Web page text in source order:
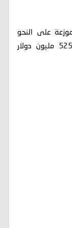
موزعة على النحو
التالي: 475 مليون دولار للأداء الرياضي، و525 مليون دولار